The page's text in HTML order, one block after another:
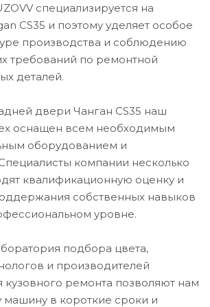
специализируется на
CS35 и поэтому уделяет особое
производства и соблюдению
требований по ремонтной
деталей.
двери Чанган CS35 наш
оснащен всем необходимым
оборудованием и
компании несколько
квалификационную оценку и
собственных навыков
уровне.
подбора цвета,
и производителей
кузовного ремонта позволяют нам
машину в короткие сроки и